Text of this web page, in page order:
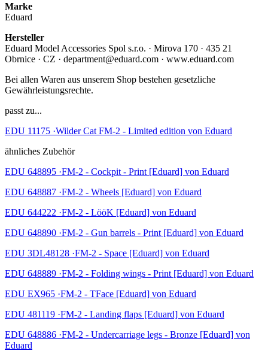
Marke
Eduard
Hersteller
Eduard Model Accessories Spol s.r.o. · Mirova 170 · 435 21
Obrnice · CZ · department@eduard.com · www.eduard.com
Bei allen Waren aus unserem Shop bestehen gesetzliche
Gewährleistungsrechte.
passt zu...
EDU 11175 ·Wilder Cat FM-2 - Limited edition von Eduard
ähnliches Zubehör
EDU 648895 ·FM-2 - Cockpit - Print [Eduard] von Eduard
EDU 648887 ·FM-2 - Wheels [Eduard] von Eduard
EDU 644222 ·FM-2 - LööK [Eduard] von Eduard
EDU 648890 ·FM-2 - Gun barrels - Print [Eduard] von Eduard
EDU 3DL48128 ·FM-2 - Space [Eduard] von Eduard
EDU 648889 ·FM-2 - Folding wings - Print [Eduard] von Eduard
EDU EX965 ·FM-2 - TFace [Eduard] von Eduard
EDU 481119 ·FM-2 - Landing flaps [Eduard] von Eduard
EDU 648886 ·FM-2 - Undercarriage legs - Bronze [Eduard] von
Eduard